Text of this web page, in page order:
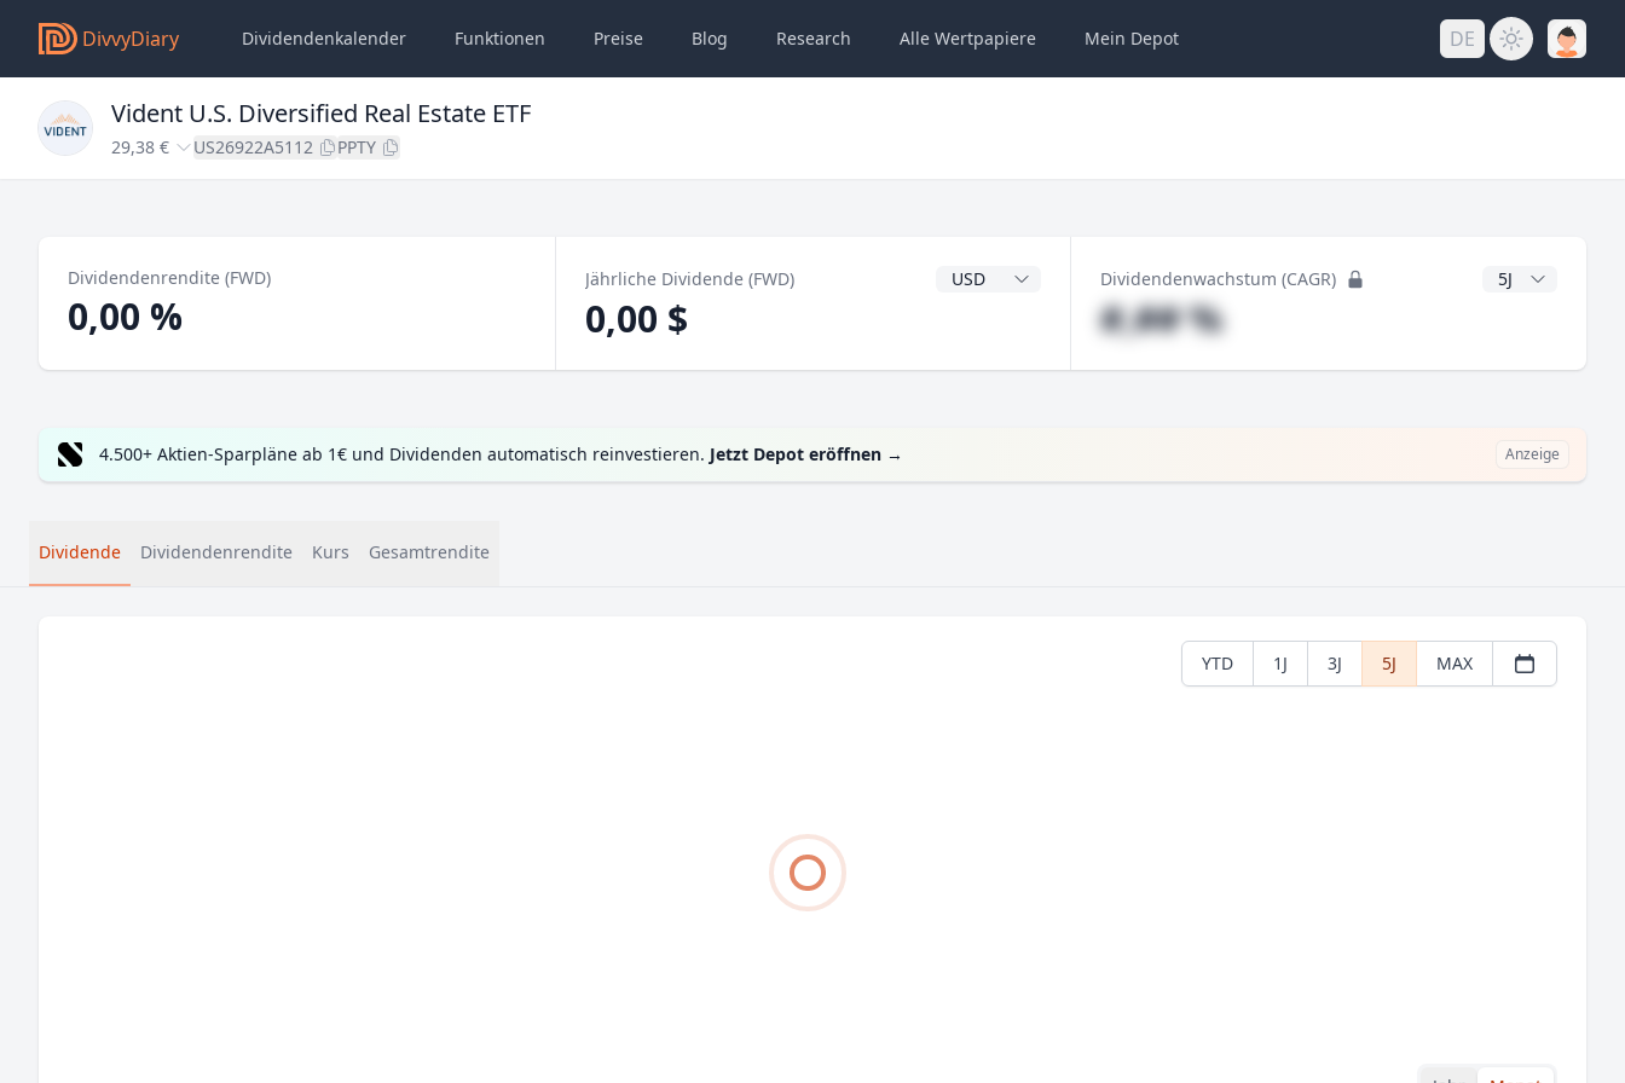
DivvyDiary Dividendenkalender Funktionen Preise Blog Research Alle Wertpapiere Mein Depot DE
Vident U.S. Diversified Real Estate ETF
29,38 € US26922A5112 PPTY
Dividendenrendite (FWD)
0,00 %
Jährliche Dividende (FWD) Dividendenwährung
0,00 $
Dividendenwachstum (CAGR) CAGR Jahre
#,## %
4.500+ Aktien-Sparpläne ab 1€ und Dividenden automatisch reinvestieren. Jetzt Depot eröffnen → Anzeige
Dividende Dividendenrendite Kurs Gesamtrendite
YTD 1J 3J 5J MAX